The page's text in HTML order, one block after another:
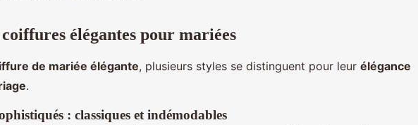
coiffures élégantes pour mariées
de mariée élégante, plusieurs styles se distinguent pour leur élégance
.
: classiques et indémodables